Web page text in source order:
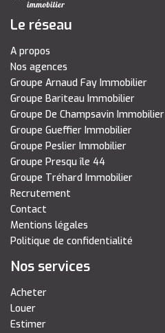
Le réseau
A propos
Nos agences
Groupe Arnaud Fay Immobilier
Groupe Bariteau Immobilier
Groupe De Champsavin Immobilier
Groupe Gueffier Immobilier
Groupe Peslier Immobilier
Groupe Presqu île 44
Groupe Tréhard Immobilier
Recrutement
Contact
Mentions légales
Politique de confidentialité
Nos services
Acheter
Louer
Estimer